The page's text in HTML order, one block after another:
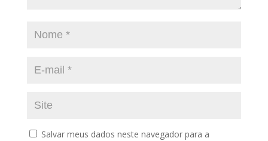
Salvar meus dados neste navegador para a